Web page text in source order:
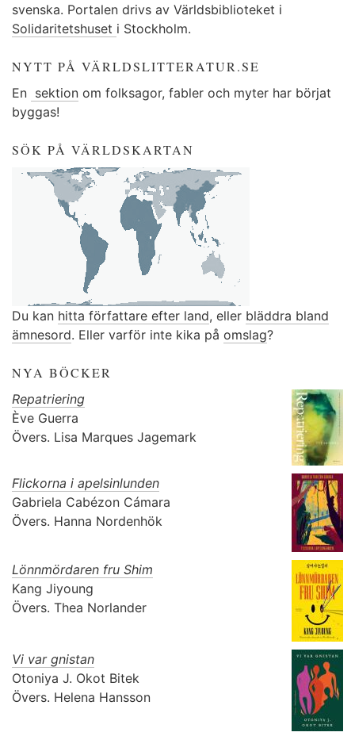
svenska. Portalen drivs av Världsbiblioteket i
Solidaritetshuset i Stockholm.
NYTT PÅ VÄRLDSLITTERATUR.SE
En sektion om folksagor, fabler och myter har börjat
byggas!
SÖK PÅ VÄRLDSKARTAN
Du kan hitta författare efter land, eller bläddra bland
ämnesord. Eller varför inte kika på omslag?
NYA BÖCKER
Repatriering
Ève Guerra
Övers. Lisa Marques Jagemark
Flickorna i apelsinlunden
Gabriela Cabézon Cámara
Övers. Hanna Nordenhök
Lönnmördaren fru Shim
Kang Jiyoung
Övers. Thea Norlander
Vi var gnistan
Otoniya J. Okot Bitek
Övers. Helena Hansson